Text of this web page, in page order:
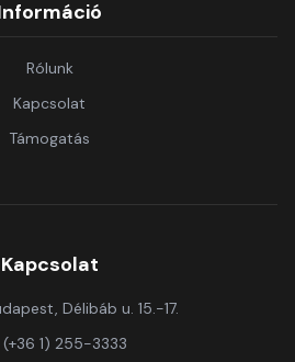
Rólunk
Kapcsolat
Támogatás
Kapcsolat
Délibáb u. 15.-17.
(+36 1) 255-3333